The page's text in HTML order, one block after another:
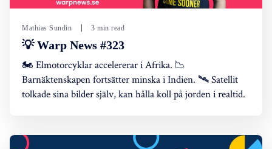
Mathias Sundin 3 min read
💡 Warp News #323
🏍️ Elmotorcyklar accelererar i Afrika. 📉
Barnäktenskapen fortsätter minska i Indien. 🛰️ Satellit
tolkade sina bilder själv, kan hålla koll på jorden i realtid.